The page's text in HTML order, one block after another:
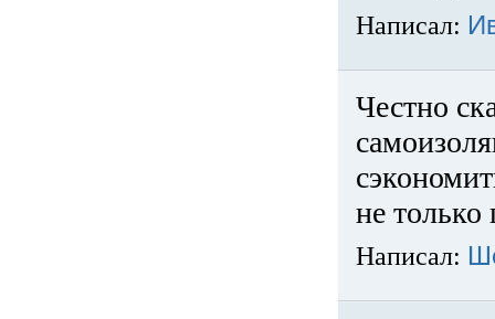
Написал:
Честно
не только
Написал: